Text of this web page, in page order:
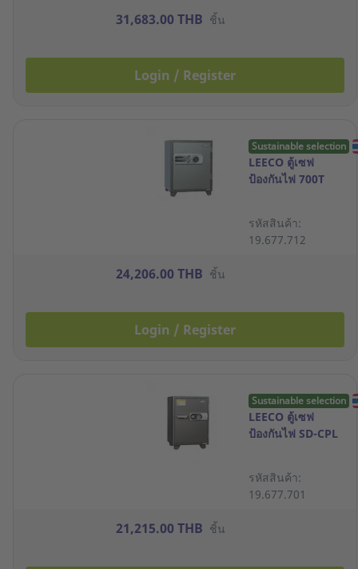
31,683.00 THB ชิ้น
Login / Register
Sustainable selection
LEECO ตู้เซฟ
ป้องกันไฟ 700T
รหัสสินค้า:
19.677.712
24,206.00 THB ชิ้น
Login / Register
Sustainable selection
LEECO ตู้เซฟ
ป้องกันไฟ SD-CPL
รหัสสินค้า:
19.677.701
21,215.00 THB ชิ้น